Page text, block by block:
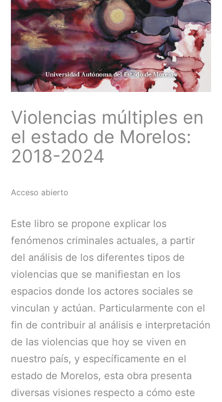
Violencias múltiples en
el estado de Morelos:
2018-2024
Acceso abierto
Este libro se propone explicar los
fenómenos criminales actuales, a partir
del análisis de los diferentes tipos de
violencias que se manifiestan en los
espacios donde los actores sociales se
vinculan y actúan. Particularmente con el
fin de contribuir al análisis e interpretación
de las violencias que hoy se viven en
nuestro país, y específicamente en el
estado de Morelos, esta obra presenta
diversas visiones respecto a cómo este